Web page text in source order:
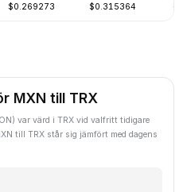
$0.269273 $0.315364 -
MXN till TRX
var värd i TRX vid valfritt tidigare
till TRX står sig jämfört med dagens